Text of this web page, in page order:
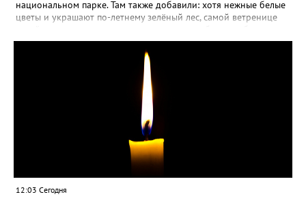
пусть лаванда цветёт во всю силу! Фото: Екатерина Бойко,
специально для «Златоуст.инфо». Обсуждение новости здесь
национальном парке. Там также добавили: хотя нежные белые
цветы и украшают по-летнему зелёный лес, самой ветренице
силы перед долгой зимовкой.
12:03 Сегодня